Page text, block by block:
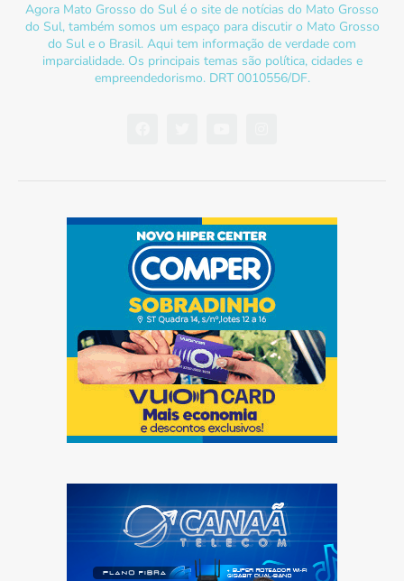
Agora Mato Grosso do Sul é o site de notícias do Mato Grosso
do Sul, também somos um espaço para discutir o Mato Grosso
do Sul e o Brasil. Aqui tem informação de verdade com
imparcialidade. Os principais temas são política, cidades e
empreendedorismo. DRT 0010556/DF.